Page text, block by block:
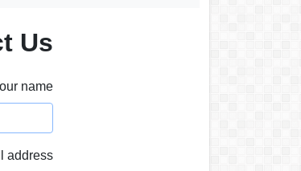
Us
name:
address: